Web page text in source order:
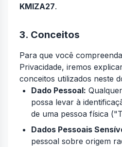
KMIZA27.
3. Conceitos
Para que você
Privacidade, iremos
conceitos utilizados neste
Dado Pessoal:
possa levar à
de uma pessoa física
Dados Pessoais
pessoal sobre origem